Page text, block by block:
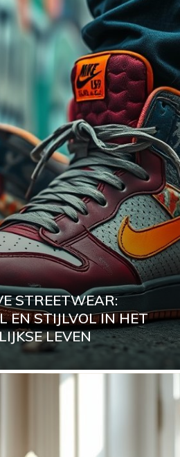
STREETWEAR:
EN STIJLVOL IN HET
LEVEN